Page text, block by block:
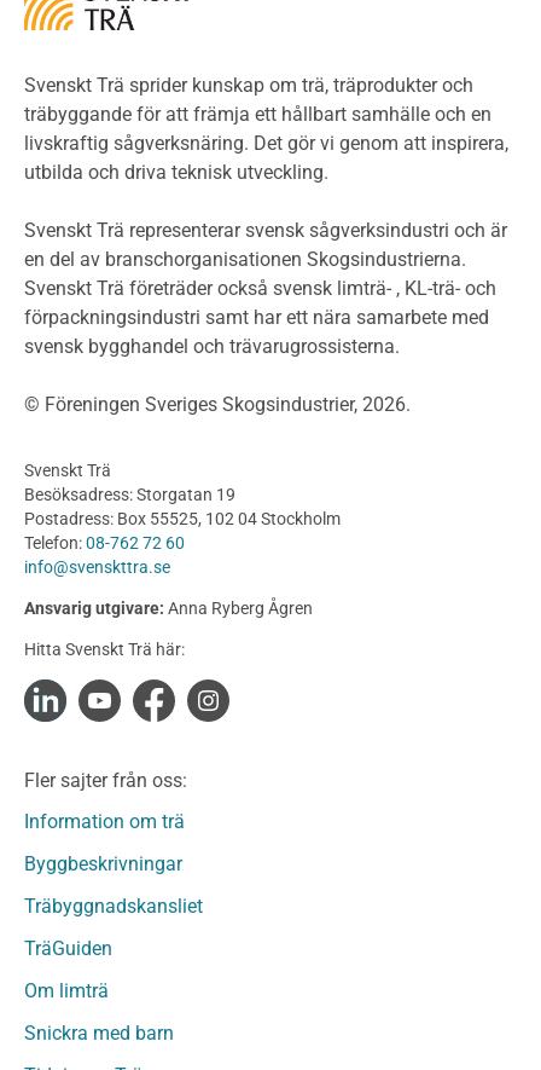
LCA
Miljödeklarationer och märkning
Termer och förkortningar
Planering
Klimatkalkylator hallar
Projektering av trähus - generellt
Byggsystem
Fasadsystem i skivmaterial
Bullerskärmar och andra utomhuskonstruktioner
Byggnation och utförande
Utförande
Produkter
Konstruktionsvirke
Konstruktionsvirke Behandlat
Konstruktionsvirke Fingerskarvat
Konstruktionsvirke Fingerskarvat Obehandlat
Limträ
Fanerträ
Fanerträ Obehandlat
Träpanel och Utvändig beklädnad Behandlat
Träpanel och utvändig beklädnad Obehandlat
Trägolv
Trägolv Obehandlat
Sågat virke
Svenskt Trä sprider kunskap om trä, träprodukter och
träbyggande för att främja ett hållbart samhälle och en
livskraftig sågverksnäring. Det gör vi genom att inspirera,
utbilda och driva teknisk utveckling.
Svenskt Trä representerar svensk sågverksindustri och är
en del av branschorganisationen Skogsindustrierna.
Svenskt Trä företräder också svensk limträ- , KL-trä- och
förpackningsindustri samt har ett nära samarbete med
svensk bygghandel och trävarugrossisterna.
© Föreningen Sveriges Skogsindustrier, 2026.
Svenskt Trä
Besöksadress: Storgatan 19
Postadress: Box 55525, 102 04 Stockholm
Telefon:08-762 72 60
info@svenskttra.se
Ansvarig utgivare: Anna Ryberg Ågren
Hitta Svenskt Trä här:
Fler sajter från oss:
Information om trä
Byggbeskrivningar
Träbyggnadskansliet
TräGuiden
Om limträ
Snickra med barn